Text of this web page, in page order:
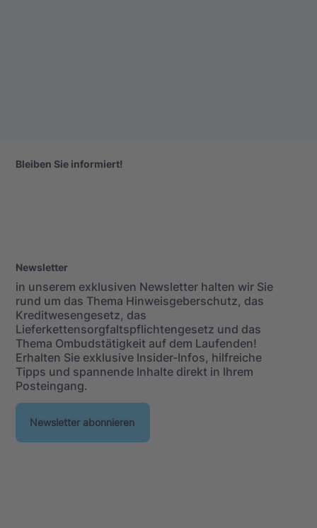
Newsletter
in unserem exklusiven Newsletter halten wir Sie
rund um das Thema Hinweisgeberschutz, das
Kreditwesengesetz, das
Lieferkettensorgfaltspflichtengesetz und das
Thema Ombudstätigkeit auf dem Laufenden!
Erhalten Sie exklusive Insider-Infos, hilfreiche
Tipps und spannende Inhalte direkt in Ihrem
Posteingang.
Newsletter abonnieren
Bleiben Sie informiert!